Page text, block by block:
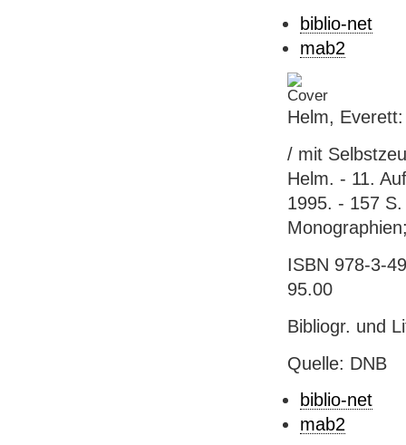
biblio-net
mab2
Helm,
/ mit
Helm. - 11.
1995. - 157
ISBN 978-3-
95.00
Bibliogr. und
Quelle: DNB
biblio-net
mab2